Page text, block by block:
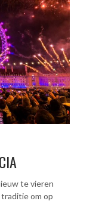
te vieren
traditie om op